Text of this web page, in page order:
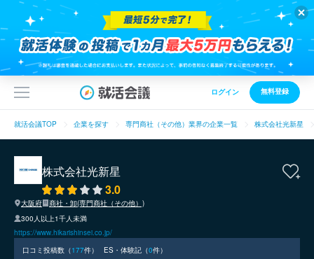
ログイン 無料登録
就活会議TOP 企業を探す 専門商社（その他）業界の企業一覧 株式会社光新星
株式会社光新星
3.0
大阪府
商社・卸(専門商社（その他）)
300人以上1千人未満
https://www.hikarishinsei.co.jp/
口コミ投稿数（177件） ES・体験記（0件）